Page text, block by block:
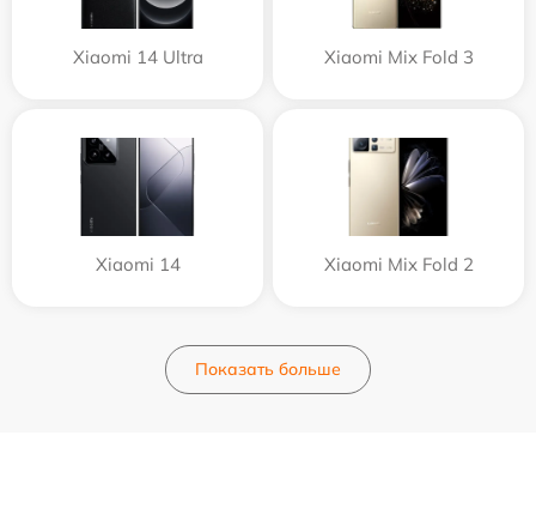
Xiaomi 14 Ultra Xiaomi Mix Fold 3
Xiaomi 14 Xiaomi Mix Fold 2
Показать больше